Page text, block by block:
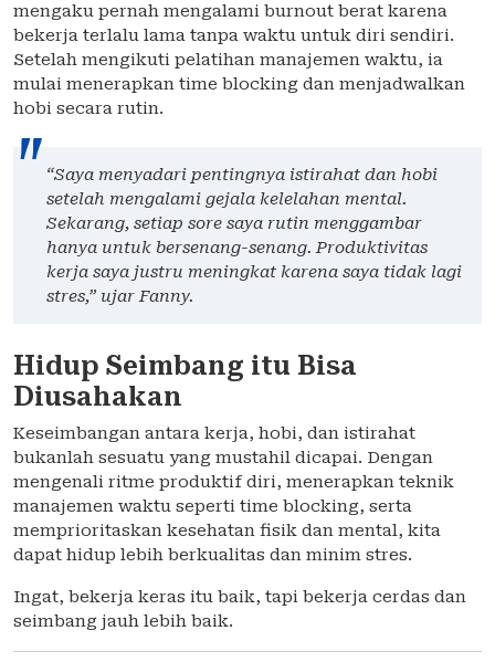
mengaku pernah mengalami burnout berat karena
bekerja terlalu lama tanpa waktu untuk diri sendiri.
Setelah mengikuti pelatihan manajemen waktu, ia
mulai menerapkan time blocking dan menjadwalkan
hobi secara rutin.
“Saya menyadari pentingnya istirahat dan hobi
setelah mengalami gejala kelelahan mental.
Sekarang, setiap sore saya rutin menggambar
hanya untuk bersenang-senang. Produktivitas
kerja saya justru meningkat karena saya tidak lagi
stres,” ujar Fanny.
Hidup Seimbang itu Bisa
Diusahakan
Keseimbangan antara kerja, hobi, dan istirahat
bukanlah sesuatu yang mustahil dicapai. Dengan
mengenali ritme produktif diri, menerapkan teknik
manajemen waktu seperti time blocking, serta
memprioritaskan kesehatan fisik dan mental, kita
dapat hidup lebih berkualitas dan minim stres.
Ingat, bekerja keras itu baik, tapi bekerja cerdas dan
seimbang jauh lebih baik.